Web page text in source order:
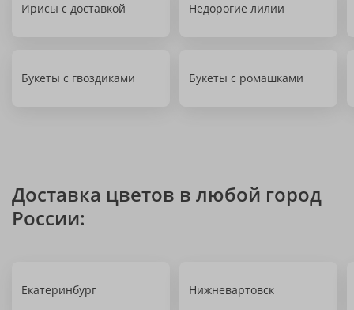
Ирисы с доставкой Недорогие лилии
Букеты с гвоздиками Букеты с ромашками
Доставка цветов в любой город
России:
Екатеринбург Нижневартовск